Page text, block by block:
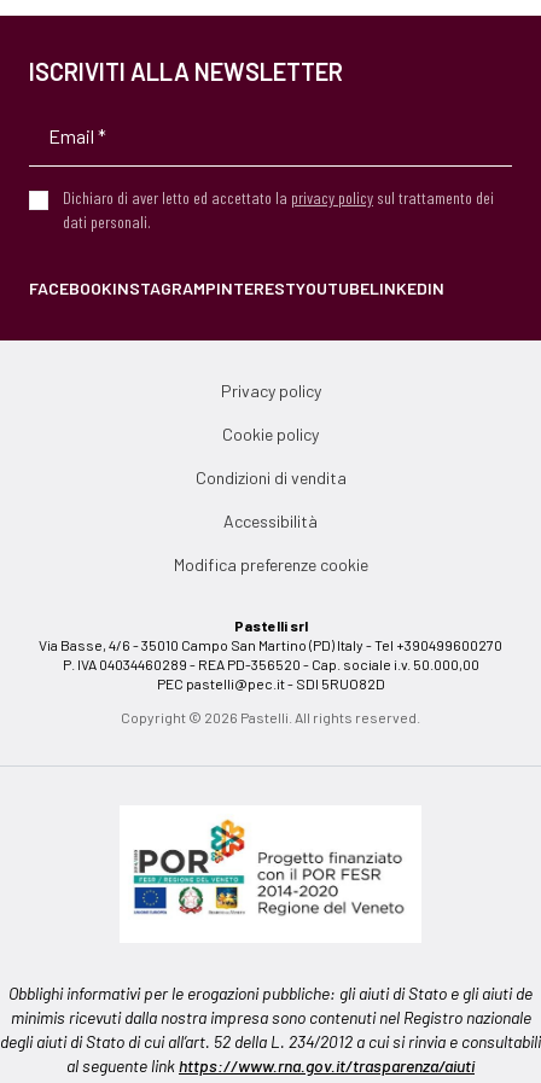
ISCRIVITI ALLA NEWSLETTER
Dichiaro di aver letto ed accettato la privacy policy sul trattamento dei
dati personali.
FACEBOOKINSTAGRAMPINTERESTYOUTUBELINKEDIN
Privacy policy
Cookie policy
Condizioni di vendita
Accessibilità
Modifica preferenze cookie
Pastelli srl
Via Basse, 4/6 - 35010 Campo San Martino (PD) Italy - Tel +390499600270
P. IVA 04034460289 - REA PD-356520 - Cap. sociale i.v. 50.000,00
PEC pastelli@pec.it- SDI 5RUO82D
Copyright © 2026 Pastelli. All rights reserved.
Obblighi informativi per le erogazioni pubbliche: gli aiuti di Stato e gli aiuti de
minimis ricevuti dalla nostra impresa sono contenuti nel Registro nazionale
degli aiuti di Stato di cui all’art. 52 della L. 234/2012 a cui si rinvia e consultabili
al seguente linkhttps://www.rna.gov.it/trasparenza/aiuti